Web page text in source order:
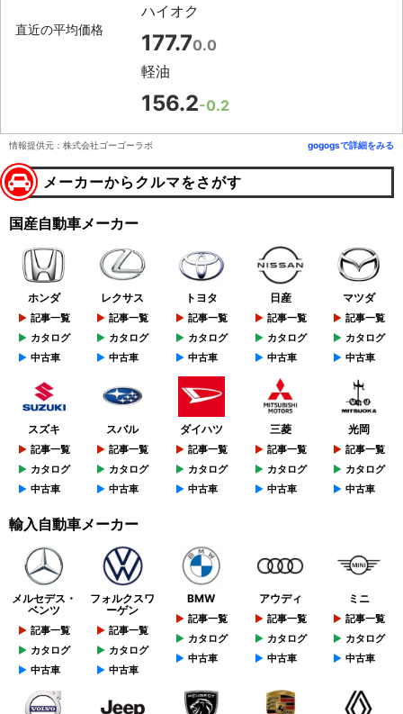
直近の平均価格
ハイオク
177.70.0
軽油
156.2-0.2
情報提供元：株式会社ゴーゴーラボ gogogsで詳細をみる
メーカーからクルマをさがす
国産自動車メーカー
ホンダ
記事一覧
カタログ
中古車
レクサス
記事一覧
カタログ
中古車
トヨタ
記事一覧
カタログ
中古車
日産
記事一覧
カタログ
中古車
マツダ
記事一覧
カタログ
中古車
スズキ
記事一覧
カタログ
中古車
スバル
記事一覧
カタログ
中古車
ダイハツ
記事一覧
カタログ
中古車
三菱
記事一覧
カタログ
中古車
光岡
記事一覧
カタログ
中古車
輸入自動車メーカー
メルセデス・
ベンツ
記事一覧
カタログ
中古車
フォルクスワ
ーゲン
記事一覧
カタログ
中古車
BMW
記事一覧
カタログ
中古車
アウディ
記事一覧
カタログ
中古車
ミニ
記事一覧
カタログ
中古車